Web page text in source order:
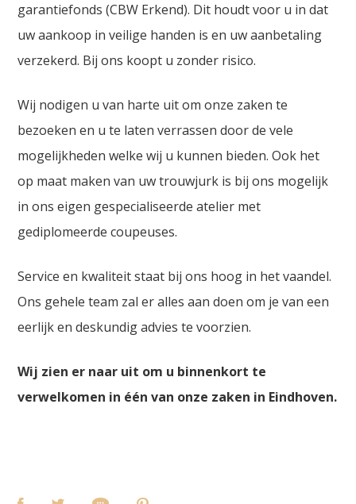
garantiefonds (CBW Erkend). Dit houdt voor u in dat
uw aankoop in veilige handen is en uw aanbetaling
verzekerd. Bij ons koopt u zonder risico.
Wij nodigen u van harte uit om onze zaken te
bezoeken en u te laten verrassen door de vele
mogelijkheden welke wij u kunnen bieden. Ook het
op maat maken van uw trouwjurk is bij ons mogelijk
in ons eigen gespecialiseerde atelier met
gediplomeerde coupeuses.
Service en kwaliteit staat bij ons hoog in het vaandel.
Ons gehele team zal er alles aan doen om je van een
eerlijk en deskundig advies te voorzien.
Wij zien er naar uit om u binnenkort te
verwelkomen in één van onze zaken in Eindhoven.